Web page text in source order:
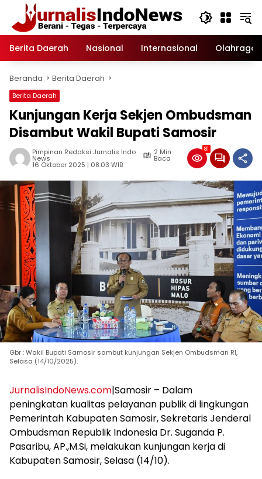
Langsung
konten
Berita Daerah
Nasional Internasional Olahraga
Beranda Berita Daerah
Berita Daerah
Kunjungan Kerja Sekjen Ombudsman
Disambut Wakil Bupati Samosir
Pimpinan Redaksi Jurnalis Indo
News
2 Min
Baca
16 Oktober 2025 | 08:03 WIB
81
Gbr : Wakil Bupati Samosir sambut kunjungan Sekjen Ombudsman RI,
Selasa (14/10/2025).
JurnalisIndoNews.com|Samosir – Dalam
peningkatan kualitas pelayanan publik di lingkungan
Pemerintah Kabupaten Samosir, Sekretaris Jenderal
Ombudsman Republik Indonesia Dr. Suganda P.
Pasaribu, AP.,M.Si, melakukan kunjungan kerja di
Kabupaten Samosir, Selasa (14/10).